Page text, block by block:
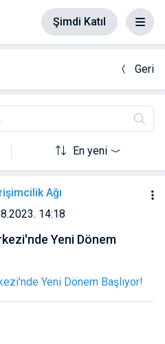
Şimdi Katıl
Geri
En yeni
Ağı
14:18
Yeni Dönem